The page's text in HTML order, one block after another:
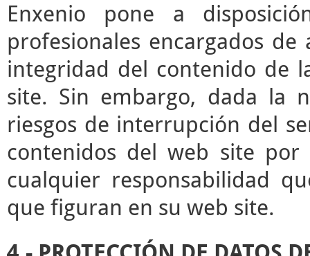
Enxenio pone a
profesionales encargados
integridad del contenido de
site. Sin embargo, dada la
riesgos de interrupción del
contenidos del web site por
cualquier responsabilidad
que figuran en su web site.